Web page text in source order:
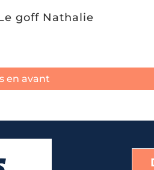
goff Nathalie
en avant